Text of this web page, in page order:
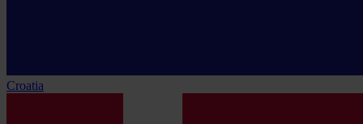
Croatia